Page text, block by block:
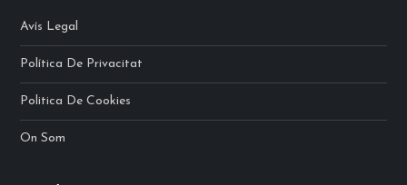
Avís Legal
Política De Privacitat
Politica De Cookies
On Som